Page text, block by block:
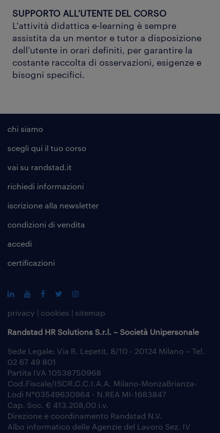
SUPPORTO ALL'UTENTE DEL CORSO
L'attività didattica e-learning è sempre
assistita da un mentor e tutor a disposizione
dell'utente in orari definiti, per garantire la
costante raccolta di osservazioni, esigenze e
bisogni specifici.
chi siamo
scegli qui il tuo corso
vai su randstad.it
richiedi informazioni
iscrizione alla newsletter
condizioni di vendita
accedi
certificazioni
privacy | cookies | sitemap
Randstad HR Solutions S.r.l. – Società Unipersonale
Sede Legale: Via R. Lepetit, 8/10 - 20124 Milano – Tel.
02 67 49 801
Partita IVA 10538750968
Cod.Fiscale/ISCR.C.C.I.A.A. Milano-MonzaBrianza-
Lodi N°03549630964 - N.REA MI-1683847
Cap. Soc. € 413.208,00 i.v.
Direzione e coordinamento Randstad N.V.
Albo informatico delle Agenzie del Lavoro Sez. IV